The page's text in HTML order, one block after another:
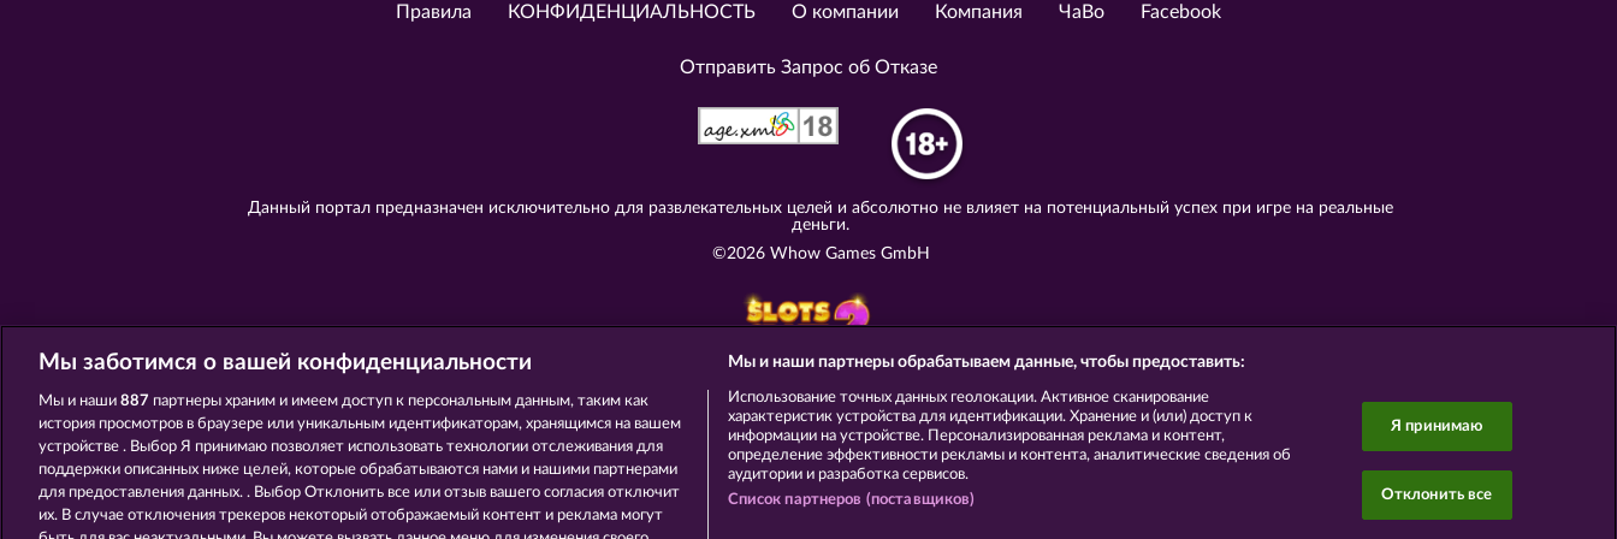
Правила КОНФИДЕНЦИАЛЬНОСТЬ О компании Компания ЧаВо Facebook
Отправить Запрос об Отказе
Данный портал предназначен исключительно для развлекательных целей и абсолютно не влияет на потенциальный успех при игре на реальные
деньги.
©2026 Whow Games GmbH
Мы заботимся о вашей конфиденциальности
Мы и наши 887 партнеры храним и имеем доступ к персональным данным, таким как
история просмотров в браузере или уникальным идентификаторам, хранящимся на вашем
устройстве . Выбор Я принимаю позволяет использовать технологии отслеживания для
поддержки описанных ниже целей, которые обрабатываются нами и нашими партнерами
для предоставления данных. . Выбор Отклонить все или отзыв вашего согласия отключит
их. В случае отключения трекеров некоторый отображаемый контент и реклама могут
Мы и наши партнеры обрабатываем данные, чтобы предоставить:
Использование точных данных геолокации. Активное сканирование
характеристик устройства для идентификации. Хранение и (или) доступ к
информации на устройстве. Персонализированная реклама и контент,
определение эффективности рекламы и контента, аналитические сведения об
аудитории и разработка сервисов.
Список партнеров (поставщиков)
Я принимаю
Отклонить все